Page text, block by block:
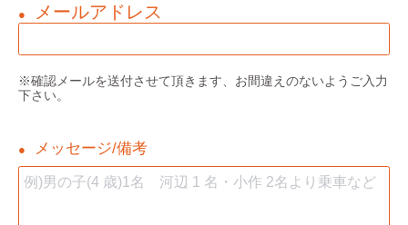
● メールアドレス
※確認メールを送付させて頂きます、お間違えのないようご入力
下さい。
● メッセージ/備考